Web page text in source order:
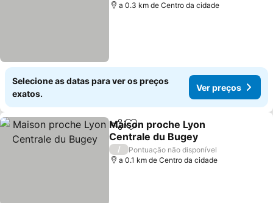
a 0.3 km de Centro da cidade
Selecione as datas para ver os preços
exatos.
Ver preços
PartilharAdicionar aos favoritos
Maison proche Lyon
Centrale du Bugey
Ver preços
/
Pontuação não disponível
a 0.1 km de Centro da cidade